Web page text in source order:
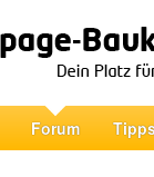
Forum